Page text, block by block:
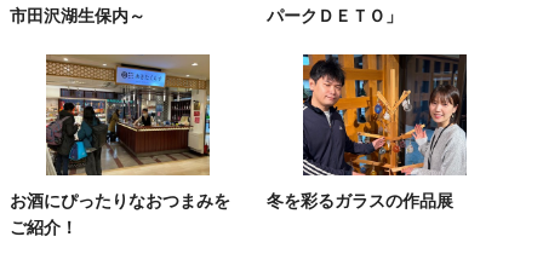
市田沢湖生保内～
パークＤＥＴＯ」
お酒にぴったりなおつまみを
ご紹介！
冬を彩るガラスの作品展